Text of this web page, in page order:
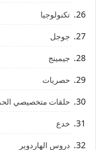
تكنولوجيا
جوجل
جيمينج
حصريات
حلقات متخصيصي
خدع
دروس الهاردوير